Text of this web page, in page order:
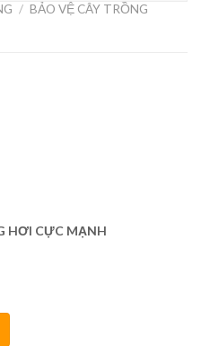
/ BẢO VỆ CÂY TRỒNG
HƠI CỰC MẠNH